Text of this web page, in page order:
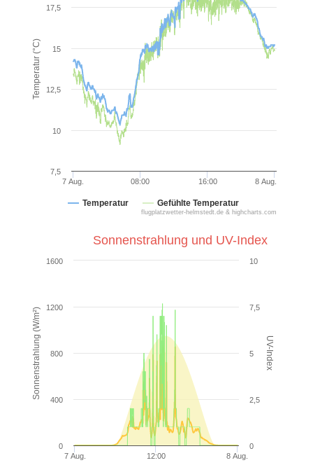
Temperatur (°C)
Temperatur Gefühlte Temperatur
7 Aug. 8 Aug.
08:00 16:00
7,5
10
12,5
15
17,5
flugplatzwetter-helmstedt.de & highcharts.com
Sonnenstrahlung (W/m²) UV-Index
7 Aug. 12:00 8 Aug.
0
400
800
1200
1600
0
2,5
5
7,5
10
Sonnenstrahlung und UV-Index